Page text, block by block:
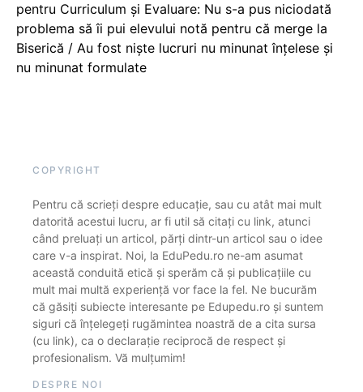
pentru Curriculum și Evaluare: Nu s-a pus niciodată
problema să îi pui elevului notă pentru că merge la
Biserică / Au fost niște lucruri nu minunat înțelese și
nu minunat formulate
COPYRIGHT
Pentru că scrieți despre educație, sau cu atât mai mult
datorită acestui lucru, ar fi util să citați cu link, atunci
când preluați un articol, părți dintr-un articol sau o idee
care v-a inspirat. Noi, la EduPedu.ro ne-am asumat
această conduită etică și sperăm că și publicațiile cu
mult mai multă experiență vor face la fel. Ne bucurăm
că găsiți subiecte interesante pe Edupedu.ro și suntem
siguri că înțelegeți rugămintea noastră de a cita sursa
(cu link), ca o declarație reciprocă de respect și
profesionalism. Vă mulțumim!
DESPRE NOI